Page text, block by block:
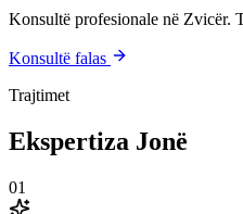
Konsultë profesionale në Zvicër.
Konsultë falas
Trajtimet
Ekspertiza Jonë
01